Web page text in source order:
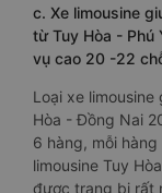
c. Xe limousine
từ Tuy Hòa - Phú
vụ cao 20 -22
Loại xe
Hòa - Đồng Nai
6 hàng, mỗi
limousine Tuy
được trang bị rất